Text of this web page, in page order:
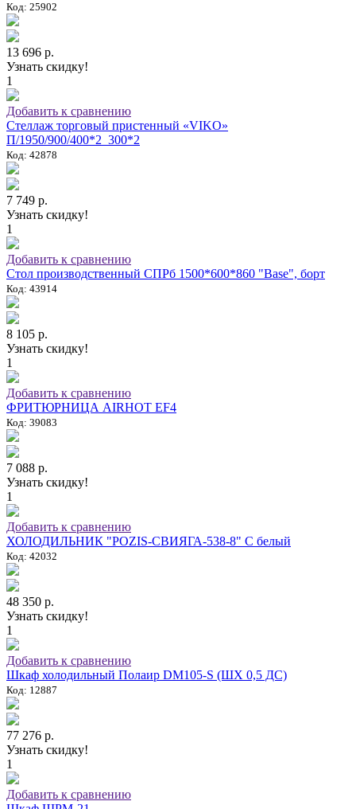
Код: 25902
13 696 р.
Узнать скидку!
1
Добавить к сравнению
Стеллаж торговый пристенный «VIKO»
П/1950/900/400*2_300*2
Код: 42878
7 749 р.
Узнать скидку!
1
Добавить к сравнению
Стол производственный СПРб 1500*600*860 "Base", борт
Код: 43914
8 105 р.
Узнать скидку!
1
Добавить к сравнению
ФРИТЮРНИЦА AIRHOT EF4
Код: 39083
7 088 р.
Узнать скидку!
1
Добавить к сравнению
ХОЛОДИЛЬНИК "POZIS-СВИЯГА-538-8" C белый
Код: 42032
48 350 р.
Узнать скидку!
1
Добавить к сравнению
Шкаф холодильный Полаир DM105-S (ШХ 0,5 ДС)
Код: 12887
77 276 р.
Узнать скидку!
1
Добавить к сравнению